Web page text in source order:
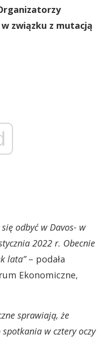
związku z mutacją
odbyć w Davos- w
2022 r. Obecnie
lata”– podała
Ekonomiczne,
sprawiają, że
w cztery oczy